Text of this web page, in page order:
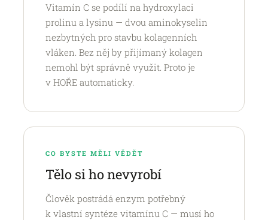
Vitamín C se podílí na hydroxylaci
prolinu a lysinu — dvou aminokyselin
nezbytných pro stavbu kolagenních
vláken. Bez něj by přijímaný kolagen
nemohl být správně využit. Proto je
v HOŘE automaticky.
CO BYSTE MĚLI VĚDĚT
Tělo si ho nevyrobí
Člověk postrádá enzym potřebný
k vlastní syntéze vitamínu C — musí ho